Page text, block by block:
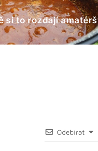
si to rozdají
Odebírat